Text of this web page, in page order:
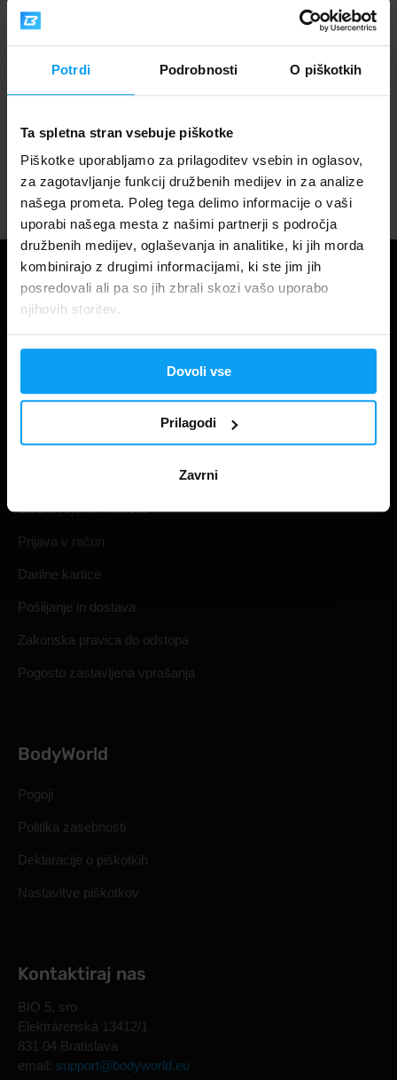
Potrdi Podrobnosti O piškotkih
Ta spletna stran vsebuje piškotke
Piškotke uporabljamo za prilagoditev vsebin in oglasov,
za zagotavljanje funkcij družbenih medijev in za analize
našega prometa. Poleg tega delimo informacije o vaši
uporabi našega mesta z našimi partnerji s področja
družbenih medijev, oglaševanja in analitike, ki jih morda
kombinirajo z drugimi informacijami, ki ste jim jih
posredovali ali pa so jih zbrali skozi vašo uporabo
njihovih storitev.
Dovoli vse
Prilagodi
Zavrni
Profesionalna podpora strankam
Sledi svojemu naročilu
Prijava v račun
Darilne kartice
Pošiljanje in dostava
Zakonska pravica do odstopa
Pogosto zastavljena vprašanja
BodyWorld
Pogoji
Politika zasebnosti
Deklaracije o piškotkih
Nastavitve piškotkov
Kontaktiraj nas
BIO 5, sro
Elektrárenská 13412/1
831 04 Bratislava
email: support@bodyworld.eu